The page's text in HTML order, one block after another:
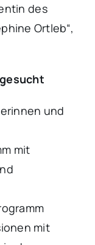
des
Ortleb“,
und
mit
mit